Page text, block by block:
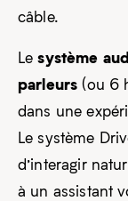
câble.
Lesystème
parleurs (ou 6
dans une
Le système
d’interagir
à un assistant